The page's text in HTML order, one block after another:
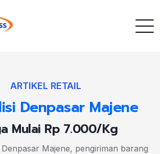
ARTIKEL RETAIL
Denpasar Majene
Mulai Rp 7.000/Kg
Majene, pengiriman barang